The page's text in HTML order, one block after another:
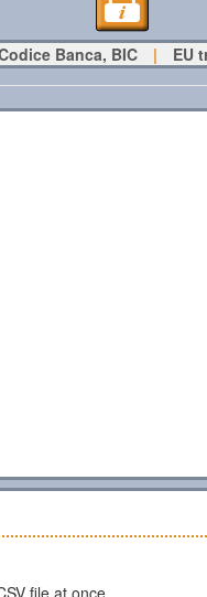
Banca, BIC | EU
file at once.